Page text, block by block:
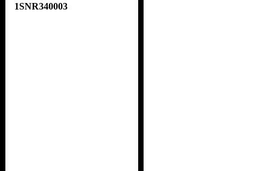
1SNR340003